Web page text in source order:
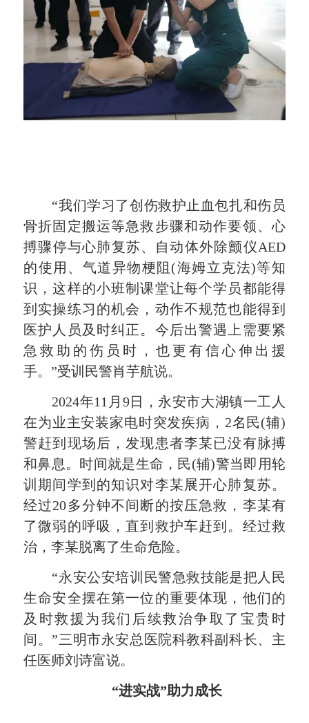
“我们学习了创伤救护止血包扎和伤员
骨折固定搬运等急救步骤和动作要领、心
搏骤停与心肺复苏、自动体外除颤仪AED
的使用、气道异物梗阻(海姆立克法)等知
识，这样的小班制课堂让每个学员都能得
到实操练习的机会，动作不规范也能得到
医护人员及时纠正。 今后出警遇上需要紧
急救助的伤员时，也更有信心伸出援
手。”受训民警肖芋航说。
2024年11月9日，永安市大湖镇一工人
在为业主安装家电时突发疾病，2名民(辅)
警赶到现场后，发现患者李某已没有脉搏
和鼻息。 时间就是生命，民(辅)警当即用轮
训期间学到的知识对李某展开心肺复苏。
经过20多分钟不间断的按压急救，李某有
了微弱的呼吸，直到救护车赶到。 经过救
治，李某脱离了生命危险。
“永安公安培训民警急救技能是把人民
生命安全摆在第一位的重要体现，他们的
及时救援为我们后续救治争取了宝贵时
间。”三明市永安总医院科教科副科长、主
任医师刘诗富说。
“进实战”助力成长